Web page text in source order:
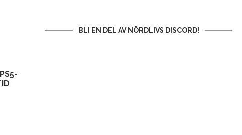
BLI EN DEL AV NÖRDLIVS DISCORD!